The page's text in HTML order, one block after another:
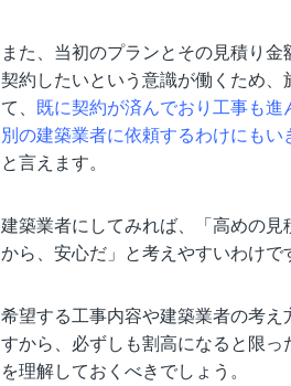
また、当初のプランとその見積り
契約したいという意識が働くため
て、
既に契約が済んでおり工事も
別の建築業者に依頼するわけにも
と言えます。
建築業者にしてみれば、「高めの
から、安心だ」と考えやすいわけで
希望する工事内容や建築業者の考
すから、必ずしも割高になると限
を理解しておくべきでしょう。